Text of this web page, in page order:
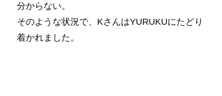
分からない。
そのような状況で、KさんはYURUKUにたどり
着かれました。